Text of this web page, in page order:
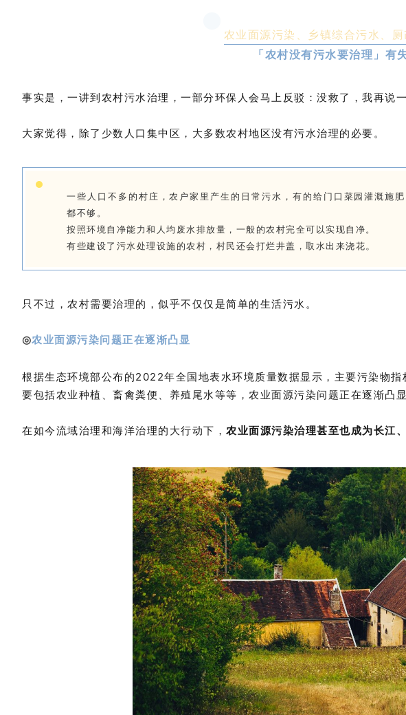
农业面源污染、乡镇综合污水、厕
「农村没有污水要治理」有
事实是，一讲到农村污水治理，一部分环保人会马上反驳：没救了，我再说
大家觉得，除了少数人口集中区，大多数农村地区没有污水治理的必要。
一些人口不多的村庄，农户家里产生的日常污水，有的给门口菜园灌溉施肥
都不够。
按照环境自净能力和人均废水排放量，一般的农村完全可以实现自净。
有些建设了污水处理设施的农村，村民还会打烂井盖，取水出来浇花。
只不过，农村需要治理的，似乎不仅仅是简单的生活污水。
◎农业面源污染问题正在逐渐凸显
根据生态环境部公布的2022年全国地表水环境质量数据显示，主要污染物
要包括农业种植、畜禽粪便、养殖尾水等等，农业面源污染问题正在逐渐凸显
在如今流域治理和海洋治理的大行动下， 农业面源污染治理甚至也成为长江